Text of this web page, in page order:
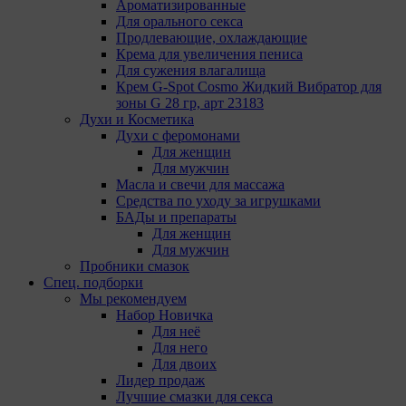
Ароматизированные
Для орального секса
Продлевающие, охлаждающие
Крема для увеличения пениса
Для сужения влагалища
Крем G-Spot Cosmo Жидкий Вибратор для
зоны G 28 гр, арт 23183
Духи и Косметика
Духи с феромонами
Для женщин
Для мужчин
Масла и свечи для массажа
Средства по уходу за игрушками
БАДы и препараты
Для женщин
Для мужчин
Пробники смазок
Спец. подборки
Мы рекомендуем
Набор Новичка
Для неё
Для него
Для двоих
Лидер продаж
Лучшие смазки для секса
определяющие имя пользователя. Данные файлы
cookie используются для обеспечения работы
некоторых дополнительных функций сайтов,
например, для хранения предпочтений
пользователя, в том числе имени пользователя
или выбора языка, и для предотвращения
повторных прохождений опросов
пользователями. Подобные функции улучшают
условия работы пользователей с сайтом.
9.3. Файлы cookie предпочтений, например, для
настройки контента. Данные файлы cookie
собирают информацию о выборе пользователя на
сайте и его предпочтениях и позволяют Обществу
«запомнить» информацию о выбранном
пользователем городе и других местных
настройках для того, чтобы соответствующим
образом настраивать сайт.
9.4. Аналитические файлы cookie, например
Яндекс.Метрика, Google Analytics. Данные файлы
cookie собирают информацию о том, как
пользователь использовал сайты, и позволяют
Обществу вносить в них улучшения.